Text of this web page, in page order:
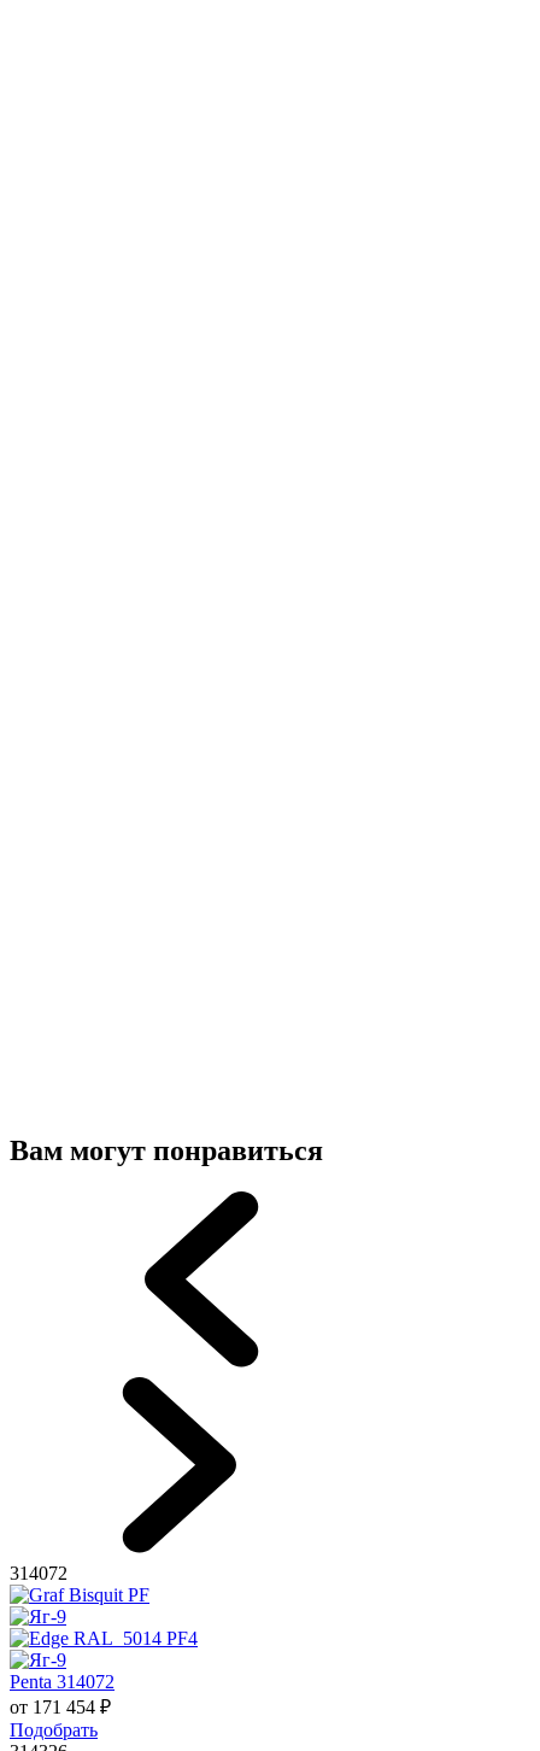
Вам могут понравиться
314072
Penta 314072
от 171 454 ₽
Подобрать